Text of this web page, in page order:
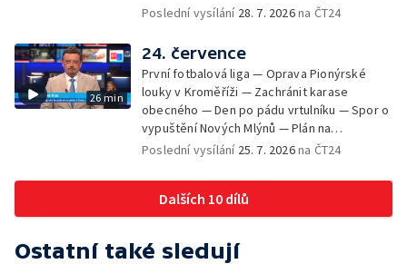
vína — Výhružky na magistrátu v Olomouci —
Brněnské týmy v první fotbalové lize —
Chystaná rekonstrukce bývalé věznice —
Nový seriál pro děti
Poslední vysílání 28. 7. 2026na ČT24
26 min
24. července
První fotbalová liga — Oprava Pionýrské
louky v Kroměříži — Zachránit karase
obecného — Den po pádu vrtulníku — Spor o
vypuštění Nových Mlýnů — Plán na
odstranění ohořelé budovy — 52. ročník
samostatné továrny
Poslední vysílání 25. 7. 2026na ČT24
Dalších 10 dílů
Ostatní také sledují